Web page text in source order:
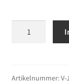
Belastbares
Artikelnummer:V-